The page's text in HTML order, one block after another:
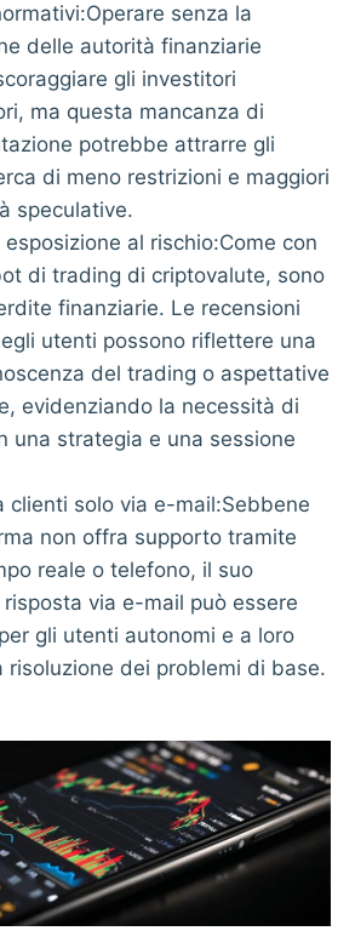
senza la
delle autorità finanziarie
gli investitori
ma questa mancanza di
potrebbe attrarre gli
di meno restrizioni e maggiori
speculative.
esposizione al rischio:Come con
di trading di criptovalute, sono
finanziarie. Le recensioni
utenti possono riflettere una
del trading o aspettative
evidenziando la necessità di
una strategia e una sessione
clienti solo via e-mail:Sebbene
non offra supporto tramite
reale o telefono, il suo
via e-mail può essere
gli utenti autonomi e a loro
risoluzione dei problemi di base.